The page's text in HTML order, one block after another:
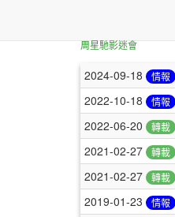
周星馳影迷會
文章列表
2024-09-18 情報
2022-10-18 情報
2022-06-20 轉載
2021-02-27 轉載
2021-02-27 轉載
2019-01-23 情報